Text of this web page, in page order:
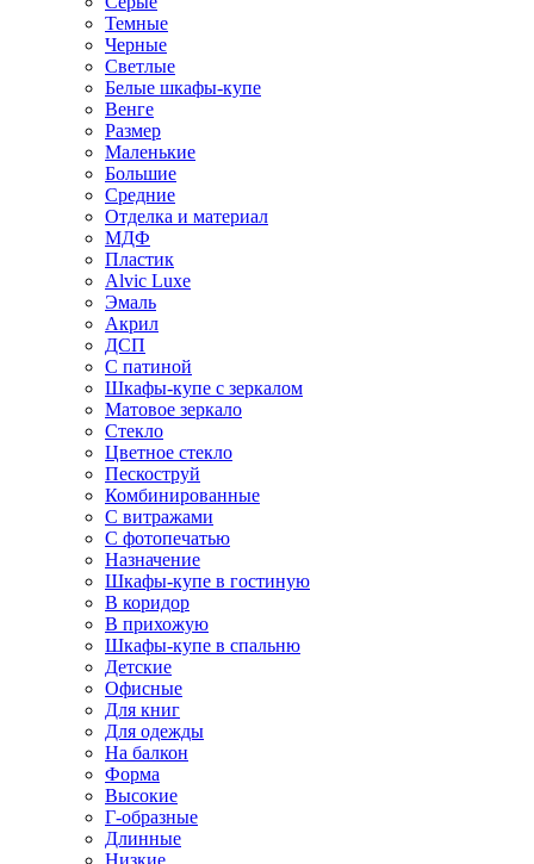
Темные
Черные
Светлые
Белые шкафы-купе
Венге
Размер
Маленькие
Большие
Средние
Отделка и материал
МДФ
Пластик
Alvic Luxe
Эмаль
Акрил
ДСП
С патиной
Шкафы-купе с зеркалом
Матовое зеркало
Стекло
Цветное стекло
Пескоструй
Комбинированные
С витражами
С фотопечатью
Назначение
Шкафы-купе в гостиную
В коридор
В прихожую
Шкафы-купе в спальню
Детские
Офисные
Для книг
Для одежды
На балкон
Форма
Высокие
Г-образные
Длинные
Низкие